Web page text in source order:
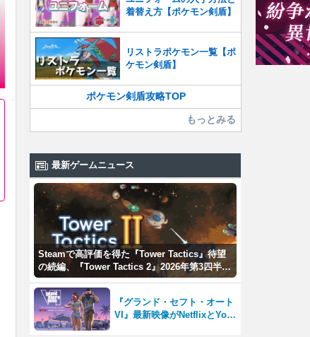
着替え方【ポケモン剣盾】
リストラポケモン一覧【ポ
ケモン剣盾】
ポケモン剣盾攻略TOP
もっとみる
最新ゲームニュース
Steamで高評価を得た『Tower Tactics』待望
の続編、『Tower Tactics 2』2026年第3四半期
に早期アクセス開始
『グランド・セフト・オート
VI』最新映像がNetflixとYou